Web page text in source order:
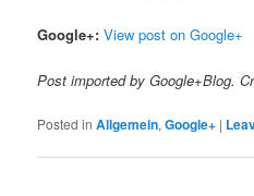
Google+: View post on Google+
Post imported by Google+Blog.
Posted in Allgemein,Google+ |